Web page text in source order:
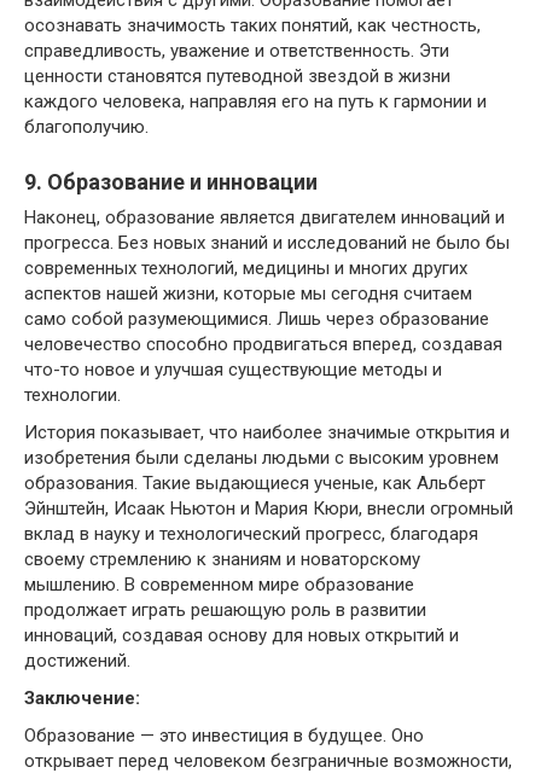
осознавать значимость таких понятий, как честность,
справедливость, уважение и ответственность. Эти
ценности становятся путеводной звездой в жизни
каждого человека, направляя его на путь к гармонии и
благополучию.
9. Образование и инновации
Наконец, образование является двигателем инноваций и
прогресса. Без новых знаний и исследований не было бы
современных технологий, медицины и многих других
аспектов нашей жизни, которые мы сегодня считаем
само собой разумеющимися. Лишь через образование
человечество способно продвигаться вперед, создавая
что-то новое и улучшая существующие методы и
технологии.
История показывает, что наиболее значимые открытия и
изобретения были сделаны людьми с высоким уровнем
образования. Такие выдающиеся ученые, как Альберт
Эйнштейн, Исаак Ньютон и Мария Кюри, внесли огромный
вклад в науку и технологический прогресс, благодаря
своему стремлению к знаниям и новаторскому
мышлению. В современном мире образование
продолжает играть решающую роль в развитии
инноваций, создавая основу для новых открытий и
достижений.
Заключение:
Образование — это инвестиция в будущее. Оно
открывает перед человеком безграничные возможности,